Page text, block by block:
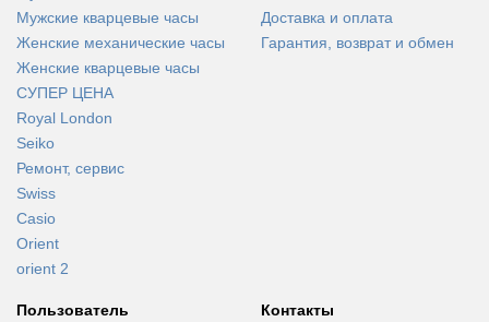
Мужские кварцевые часы
Женские механические часы
Женские кварцевые часы
СУПЕР ЦЕНА
Royal London
Seiko
Ремонт, сервис
Swiss
Casio
Orient
orient 2
Доставка и оплата
Гарантия, возврат и обмен
Пользователь
Контакты